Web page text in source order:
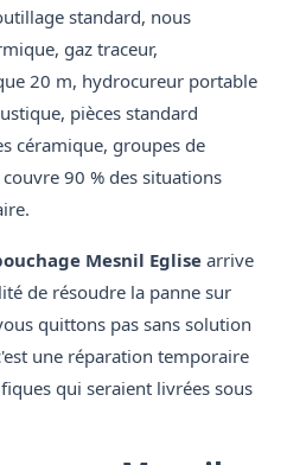
standard, nous
gaz traceur,
20 m, hydrocureur portable
pièces standard
céramique, groupes de
90 % des situations
Mesnil Eglisearrive
de résoudre la panne sur
quittons pas sans solution
une réparation temporaire
qui seraient livrées sous